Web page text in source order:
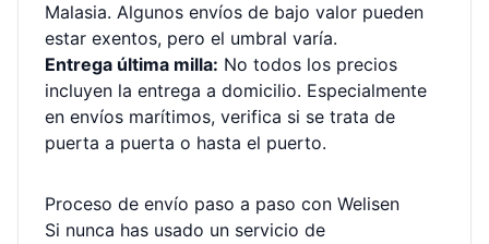
Malasia. Algunos envíos de bajo valor pueden
estar exentos, pero el umbral varía.
Entrega última milla: No todos los precios
incluyen la entrega a domicilio. Especialmente
en envíos marítimos, verifica si se trata de
puerta a puerta o hasta el puerto.
Proceso de envío paso a paso con Welisen
Si nunca has usado un servicio de